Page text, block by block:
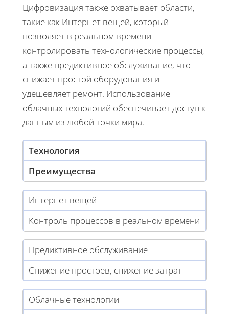
Цифровизация также охватывает области,
такие как Интернет вещей, который
позволяет в реальном времени
контролировать технологические процессы,
а также предиктивное обслуживание, что
снижает простой оборудования и
удешевляет ремонт. Использование
облачных технологий обеспечивает доступ к
данным из любой точки мира.
Технология
Преимущества
Интернет вещей
Контроль процессов в реальном времени
Предиктивное обслуживание
Снижение простоев, снижение затрат
Облачные технологии